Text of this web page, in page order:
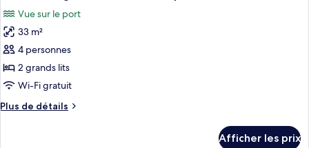
accessible
aux
personnes
à
mobilité
réduite
(Roll-
accessible
aux
personnes
à
mobilité
réduite
(Roll-
in
les
photos
pour
ce
type
chambre :
Vue sur le port
33 m²
4 personnes
2 grands lits
Wi-Fi gratuit
Plus de détails
Plus
Afficher les prix